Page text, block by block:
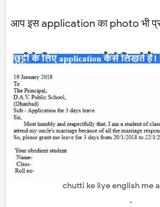
आप इस application का photo भी
chutti ke liye english me
.